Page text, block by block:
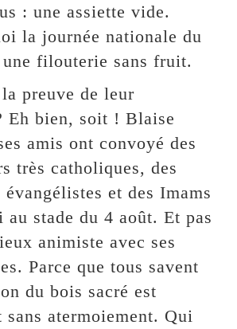
: une assiette vide.
la journée nationale du
une filouterie sans fruit.
preuve de leur
Eh bien, soit ! Blaise
amis ont convoyé des
très catholiques, des
évangélistes et des Imams
stade du 4 août. Et pas
animiste avec ses
Parce que tous savent
du bois sacré est
sans atermoiement. Qui